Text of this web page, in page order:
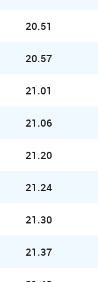
20.51
20.57
21.01
21.06
21.20
21.24
21.30
21.37